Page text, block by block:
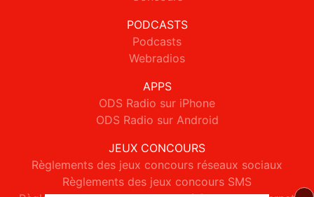
PODCASTS
Podcasts
Webradios
APPS
ODS Radio sur iPhone
ODS Radio sur Android
JEUX CONCOURS
Règlements des jeux concours réseaux sociaux
Règlements des jeux concours SMS